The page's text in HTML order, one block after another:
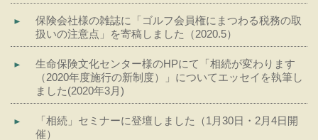
保険会社様の雑誌に「ゴルフ会員権にまつわる税務の取
扱いの注意点」を寄稿しました（2020.5）
生命保険文化センター様のHPにて「相続が変わります
（2020年度施行の新制度）」についてエッセイを執筆し
ました(2020年3月)
「相続」セミナーに登壇しました（1月30日・2月4日開
催）